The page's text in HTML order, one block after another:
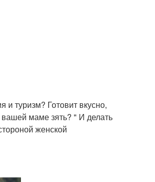
туризм? Готовит вкусно,
маме зять? " И делать
женской